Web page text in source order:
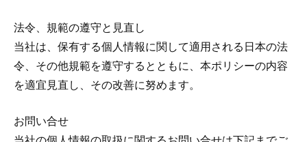
法令、規範の遵守と見直し
当社は、保有する個人情報に関して適用される日本の法
令、その他規範を遵守するとともに、本ポリシーの内容
を適宜見直し、その改善に努めます。
お問い合せ